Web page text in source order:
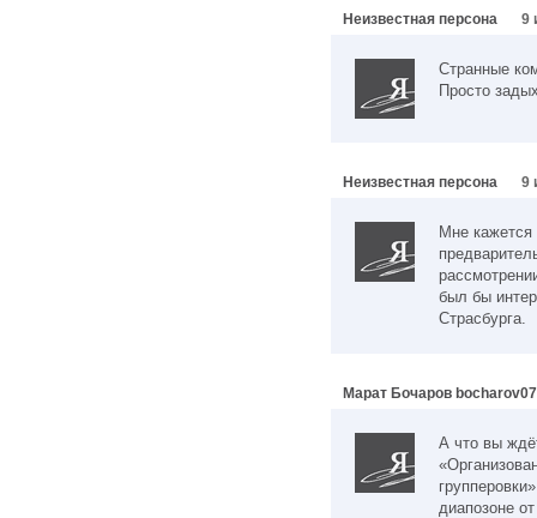
Неизвестная персона 9
Странные
Просто
Неизвестная персона 9
Мне
был бы
Страсбурга.
Марат Бочаров
А что вы
диапозоне